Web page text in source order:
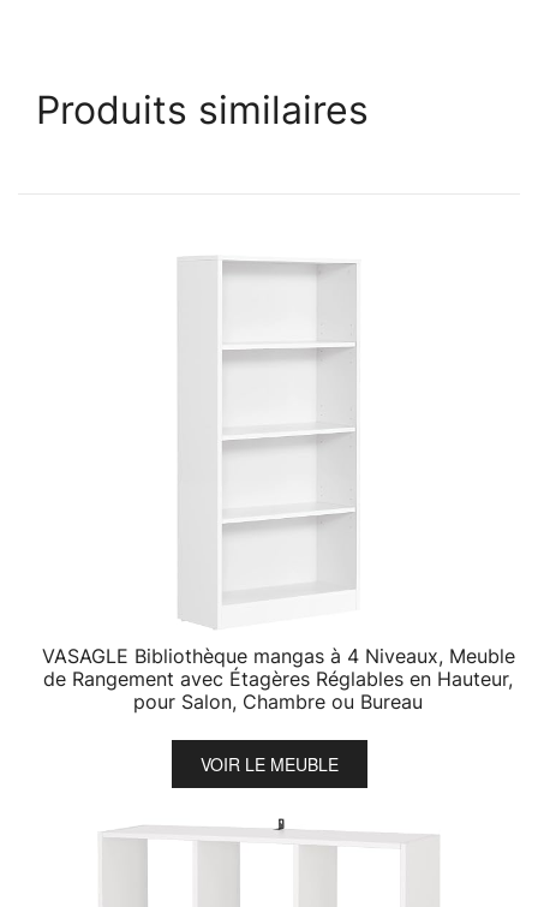
Produits similaires
VASAGLE Bibliothèque mangas à 4 Niveaux, Meuble
de Rangement avec Étagères Réglables en Hauteur,
pour Salon, Chambre ou Bureau
VOIR LE MEUBLE